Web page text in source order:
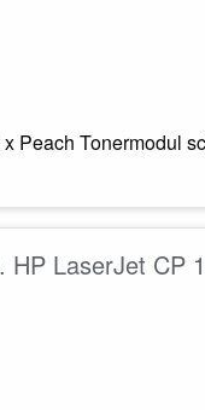
Peach Tonermodul
HP LaserJet CP